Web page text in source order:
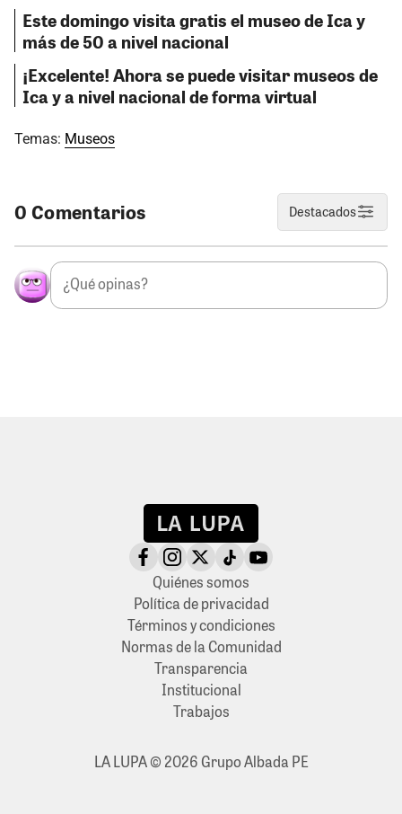
Este domingo visita gratis el museo de Ica y
más de 50 a nivel nacional
¡Excelente! Ahora se puede visitar museos de
Ica y a nivel nacional de forma virtual
Temas: Museos
0 Comentarios Destacados
Quiénes somos
Política de privacidad
Términos y condiciones
Normas de la Comunidad
Transparencia
Institucional
Trabajos
LA LUPA © 2026 Grupo Albada PE